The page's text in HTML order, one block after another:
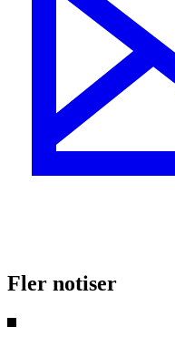
Fler notiser